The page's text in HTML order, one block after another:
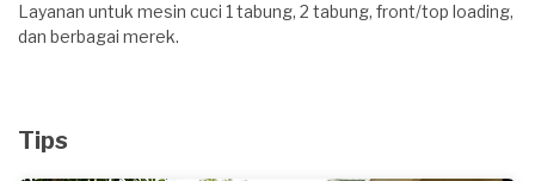
Layanan untuk mesin cuci 1 tabung, 2 tabung, front/top loading,
dan berbagai merek.
Tips